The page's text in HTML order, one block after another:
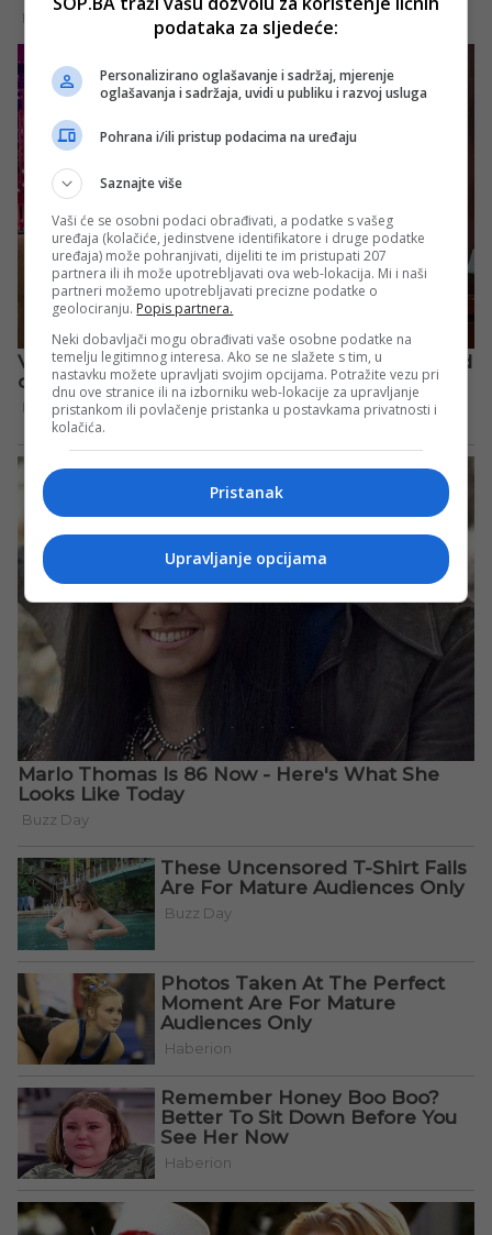
podataka za sljedeće:
Personalizirano oglašavanje i sadržaj, mjerenje
oglašavanja i sadržaja, uvidi u publiku i razvoj usluga
Pohrana i/ili pristup podacima na uređaju
Saznajte više
Vaši će se osobni podaci obrađivati, a podatke s vašeg
uređaja (kolačiće, jedinstvene identifikatore i druge podatke
uređaja) može pohranjivati, dijeliti te im pristupati 207
partnera ili ih može upotrebljavati ova web-lokacija. Mi i naši
partneri možemo upotrebljavati precizne podatke o
geolociranju. Popis partnera.
Neki dobavljači mogu obrađivati vaše osobne podatke na
temelju legitimnog interesa. Ako se ne slažete s tim, u
nastavku možete upravljati svojim opcijama. Potražite vezu pri
dnu ove stranice ili na izborniku web-lokacije za upravljanje
pristankom ili povlačenje pristanka u postavkama privatnosti i
kolačića.
Pristanak
Upravljanje opcijama